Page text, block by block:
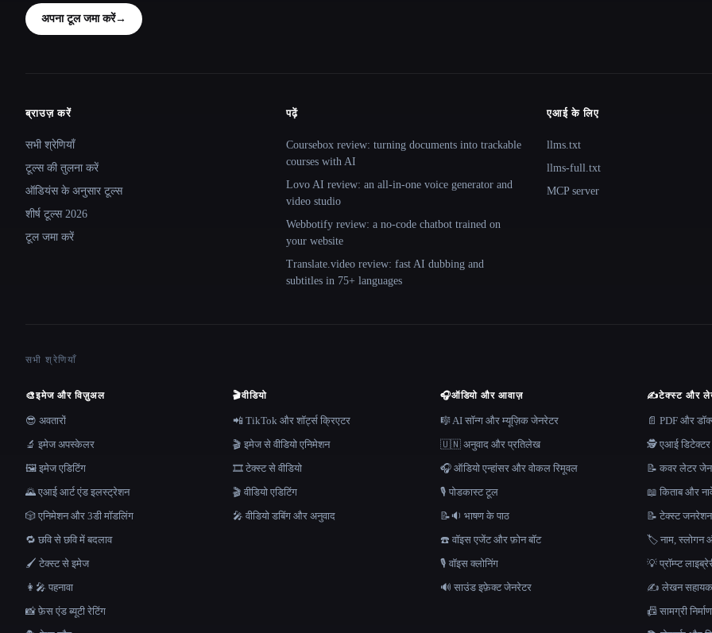
अपना टूल जमा करें→
Site navigation
ब्राउज़ करें
सभी श्रेणियाँ
टूल्स की तुलना करें
ऑडियंस के अनुसार टूल्स
शीर्ष टूल्स 2026
टूल जमा करें
पढ़ें
Coursebox review: turning documents into trackable
courses with AI
Lovo AI review: an all-in-one voice generator and
video studio
Webbotify review: a no-code chatbot trained on
your website
Translate.video review: fast AI dubbing and
subtitles in 75+ languages
एआई के लिए
llms.txt
llms-full.txt
MCP server
सभी श्रेणियाँ
🎨इमेज और विज़ुअल
😎 अवतारों
🔬 इमेज अपस्केलर
🖼️ इमेज एडिटिंग
🌄 एआई आर्ट एंड इलस्ट्रेशन
🎲 एनिमेशन और 3डी मॉडलिंग
🔁 छवि से छवि में बदलाव
🖌️ टेक्स्ट से इमेज
👩‍🎤 पहनावा
📸 फ़ेस एंड ब्यूटी रेटिंग
🎬वीडियो
📲 TikTok और शॉर्ट्स क्रिएटर
🎬 इमेज से वीडियो एनिमेशन
🎞️ टेक्स्ट से वीडियो
🎬 वीडियो एडिटिंग
🎤 वीडियो डबिंग और अनुवाद
🎧ऑडियो और आवाज़
🎼 AI सॉन्ग और म्यूज़िक जेनरेटर
🇺🇳 अनुवाद और प्रतिलेख
🎧 ऑडियो एन्हांसर और वोकल रिमूवल
🎙️ पोडकास्ट टूल
📝🔉 भाषण के पाठ
☎️ वॉइस एजेंट और फ़ोन बॉट
🎙️ वॉइस क्लोनिंग
🔊 साउंड इफ़ेक्ट जेनरेटर
✍️टेक्स्ट और
📄 PDF और
🕵️ एआई डिटेक्टर
📝 कवर लेटर
📖 किताब और
📝 टेक्स्ट जनरेशन
🏷️ नाम, स्लोगन
💡 प्रॉम्प्ट
✍️ लेखन सहायक
📠 सामग्री